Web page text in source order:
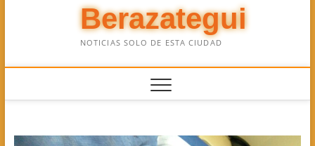
Berazategui
NOTICIAS SOLO DE ESTA CIUDAD